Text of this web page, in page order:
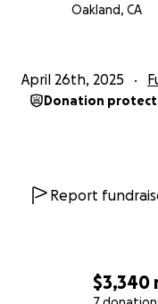
$3,340
Oakland, CA
April 26th, 2025
Donation
Report